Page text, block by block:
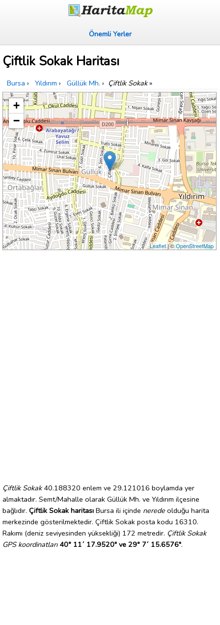
Önemli Yerler
Çiftlik Sokak Haritası
Bursa › Yıldırım › Güllük Mh. › Çiftlik Sokak»
+
−
Leaflet| ©OpenStreetMap
Çiftlik Sokak40.188320 enlem ve 29.121016 boylamda yer
almaktadır. Semt/Mahalle olarak Güllük Mh. ve Yıldırım ilçesine
bağlıdır. Çiftlik Sokak haritası Bursa ili içinde nerede olduğu harita
merkezinde gösterilmektedir. Çiftlik Sokak posta kodu 16310.
Rakımı (deniz seviyesinden yüksekliği) 172 metredir. Çiftlik Sokak
GPS koordinatları 40° 11´ 17.9520" ve 29° 7´ 15.6576".